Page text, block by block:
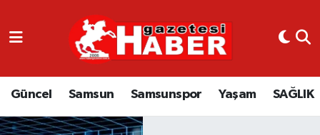
Güncel Samsun Samsunspor Yaşam SAĞLIK
GÜNCEL
SAMSUN
SAMSUNSPOR